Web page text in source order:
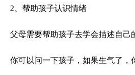
2、帮助孩子认识情绪
父母需要帮助孩子去学会描述自己
你可以问一下孩子，如果生气了，